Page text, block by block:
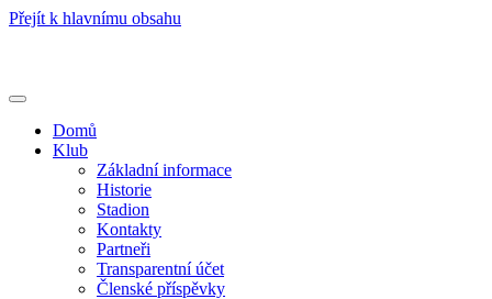
Přejít k hlavnímu obsahu
Toggle
navigationDomů
Klub
Základní informace
Historie
Stadion
Kontakty
Partneři
Transparentní účet
Členské příspěvky